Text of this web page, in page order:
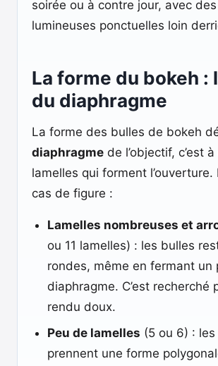
soirée ou à contre jour, avec
lumineuses ponctuelles loin
La forme du bokeh :
du diaphragme
La forme des bulles de bokeh
diaphragme de l’objectif, c’est
lamelles qui forment l’ouverture.
cas de figure :
Lamelles nombreuses et
ou 11 lamelles) : les bulles
rondes, même en fermant un
diaphragme. C’est recherché
rendu doux.
Peu de lamelles (5 ou 6) :
prennent une forme